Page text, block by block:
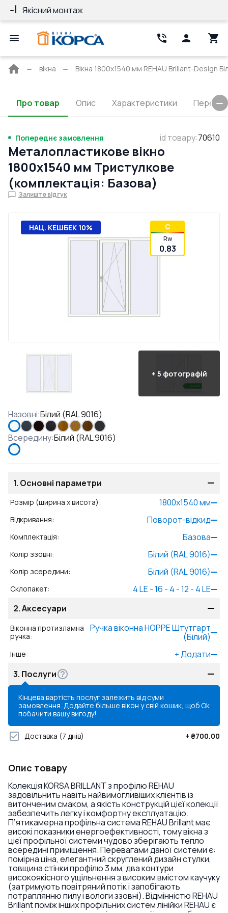
Якісний монтаж
Головна
вікна Вікна 1800x1540 мм REHAU Brillant-Design
Про товар Опис Характеристики
Попереднє замовлення id товару:70610
Металопластикове вікно
1800x1540 мм Тристулкове
(комплектація: Базова)
Залиште відгук
НАЦ. КЕШБЕК 10% C
Rw
0.83
+ 5 фотографій
Назовні:Білий (RAL 9016)
Всередину:Білий (RAL 9016)
1. Основні параметри
Розмір (ширина x висота): 1800x1540мм
Відкривання: Поворот-відкид
Комплектація: Базова
Колір ззовні: Білий (RAL 9016)
Колір зсередини: Білий (RAL 9016)
Склопакет:
4 LE - 16 - 4 - 12 - 4 LE
2.Аксесуари
Віконна протизламна
ручка:
Ручка віконна HOPPE Штутгарт
(Білий)
Інше: +Додати
3. Послуги
Кінцева вартість послуг залежить від суми
замовлення. Додайте більше вікон у свій кошик, щоб
побачити вашу вигоду!
Ok
Доставка (7 днів) + ₴700.00
Опис товару
Колекція KORSA BRILLANT з профілю REHAU
задовільнить навіть найвимогливіших клієнтів із
витонченим смаком, а якість конструкцій цієї колекції
забезпечить легку і комфортну експлуатацію.
Пʼятикамерна профільна система REHAU Brillant має
високі показники енергоефективності, тому вікна з
цієї профільної системи чудово зберігають тепло
всередині приміщення. Перевагами даної системи є:
помірна ціна, елегантний скруглений дизайн стулки,
товщина стінки профілю 3 мм, два контури
високоякісного ущільнення з високим вмістом каучуку
(затримують повітряний потік і запобігають
потраплянню пилу і вологи ззовні). Відмінністю REHAU
Brillant поміж інших профільних систем лінійки REHAU є